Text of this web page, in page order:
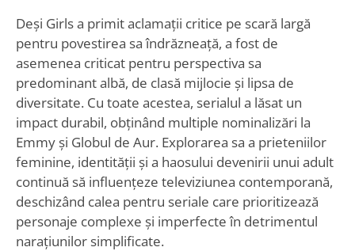
Deși Girls a primit aclamații critice pe scară largă
pentru povestirea sa îndrăzneață, a fost de
asemenea criticat pentru perspectiva sa
predominant albă, de clasă mijlocie și lipsa de
diversitate. Cu toate acestea, serialul a lăsat un
impact durabil, obținând multiple nominalizări la
Emmy și Globul de Aur. Explorarea sa a prieteniilor
feminine, identității și a haosului devenirii unui adult
continuă să influențeze televiziunea contemporană,
deschizând calea pentru seriale care prioritizează
personaje complexe și imperfecte în detrimentul
narațiunilor simplificate.